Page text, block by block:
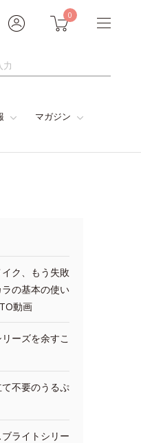
0
マガジン
ク、もう失敗
の基本の使い
動画
ーズを余すこ
て不要のうるぷ
ライトシリー